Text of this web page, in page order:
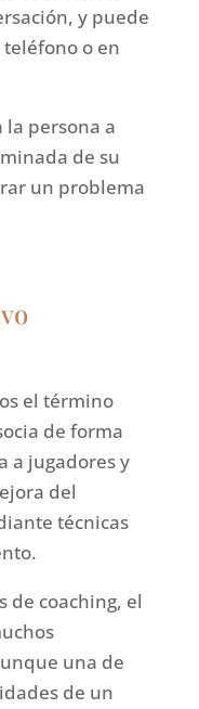
y puede
o en
la persona a
de su
un problema
el término
de forma
a jugadores y
del
técnicas
de coaching, el
una de
de un